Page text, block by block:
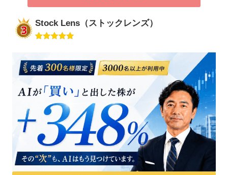
Stock Lens（ストックレンズ）